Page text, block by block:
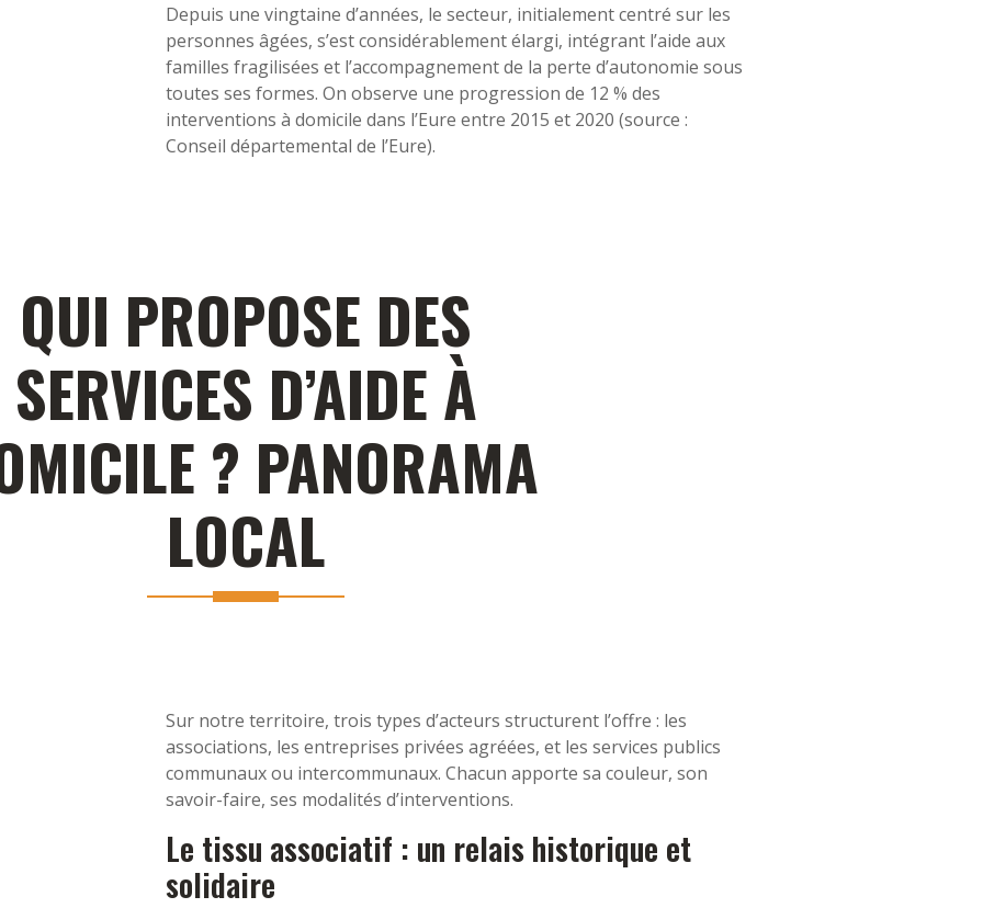
Depuis une vingtaine d’années, le secteur, initialement centré sur les
personnes âgées, s’est considérablement élargi, intégrant l’aide aux
familles fragilisées et l’accompagnement de la perte d’autonomie sous
toutes ses formes. On observe une progression de 12 % des
interventions à domicile dans l’Eure entre 2015 et 2020 (source :
Conseil départemental de l’Eure).
QUI PROPOSE DES
SERVICES D’AIDE À
? PANORAMA
LOCAL
Sur notre territoire, trois types d’acteurs structurent l’offre : les
associations, les entreprises privées agréées, et les services publics
communaux ou intercommunaux. Chacun apporte sa couleur, son
savoir-faire, ses modalités d’interventions.
Le tissu associatif : un relais historique et
solidaire